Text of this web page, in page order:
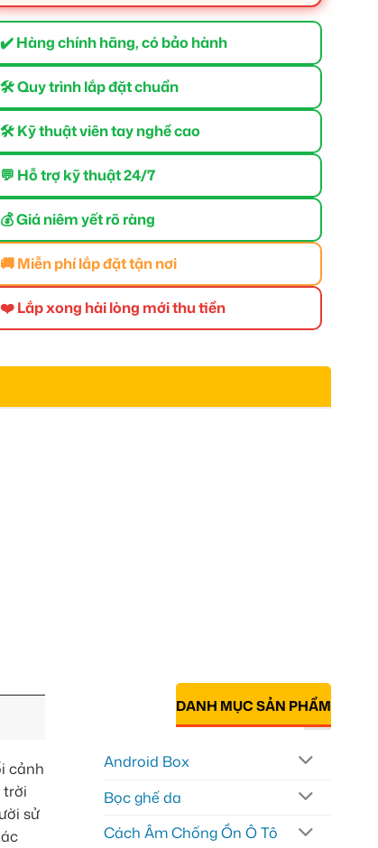
✔️ Hàng chính hãng, có bảo hành
🛠 Quy trình lắp đặt chuẩn
🛠 Kỹ thuật viên tay nghề cao
💬 Hỗ trợ kỹ thuật 24/7
💰 Giá niêm yết rõ ràng
🚚 Miễn phí lắp đặt tận nơi
❤️ Lắp xong hài lòng mới thu tiền
cảnh
trời
sử
DANH MỤC SẢN PHẨM
Android Box
Bọc ghế da
Cách Âm Chống Ồn Ô Tô